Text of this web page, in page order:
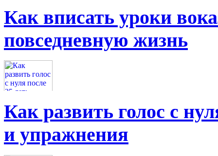
Как вписать уроки
повседневную жизнь
Как развить голос с
и упражнения